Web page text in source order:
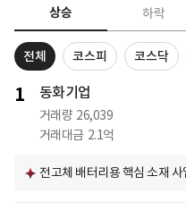
상승 하락
전체 코스피 코스닥
1 동화기업
거래량 26,039
거래대금 2.1억
전고체 배터리용 핵심 소재